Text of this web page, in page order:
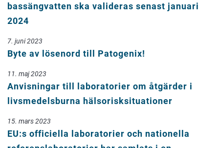
bassängvatten ska valideras senast januari
2024
7. juni 2023
Byte av lösenord till Patogenix!
11. maj 2023
Anvisningar till laboratorier om åtgärder i
livsmedelsburna hälsorisksituationer
15. mars 2023
EU:s officiella laboratorier och nationella